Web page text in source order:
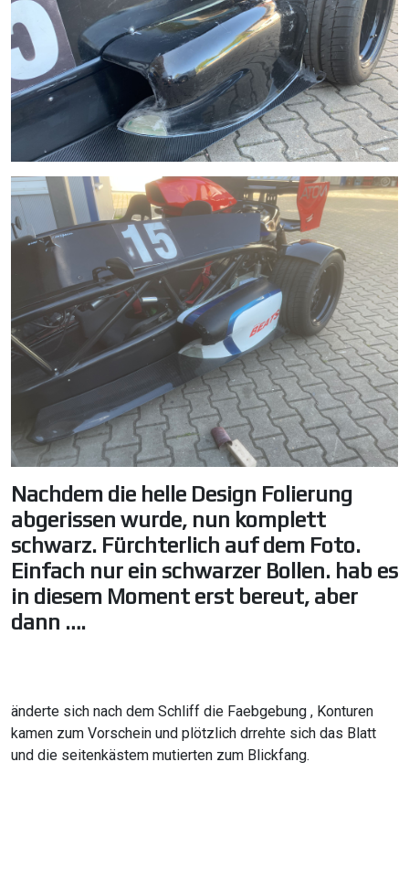
Nachdem die helle Design Folierung
abgerissen wurde, nun komplett
schwarz. Fürchterlich auf dem Foto.
Einfach nur ein schwarzer Bollen. hab es
in diesem Moment erst bereut, aber
dann ….
änderte sich nach dem Schliff die Faebgebung , Konturen
kamen zum Vorschein und plötzlich drrehte sich das Blatt
und die seitenkästem mutierten zum Blickfang.